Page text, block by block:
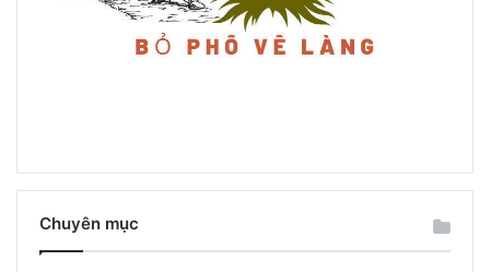
Chuyên mục